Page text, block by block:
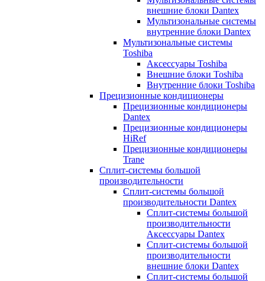
внешние блоки Dantex
Мультизональные системы
внутренние блоки Dantex
Мультизональные системы
Toshiba
Аксессуары Toshiba
Внешние блоки Toshiba
Внутренние блоки Toshiba
Прецизионные кондиционеры
Прецизионные кондиционеры
Dantex
Прецизионные кондиционеры
HiRef
Прецизионные кондиционеры
Trane
Сплит-системы большой
производительности
Сплит-системы большой
производительности Dantex
Сплит-системы большой
производительности
Аксессуары Dantex
Сплит-системы большой
производительности
внешние блоки Dantex
Сплит-системы большой